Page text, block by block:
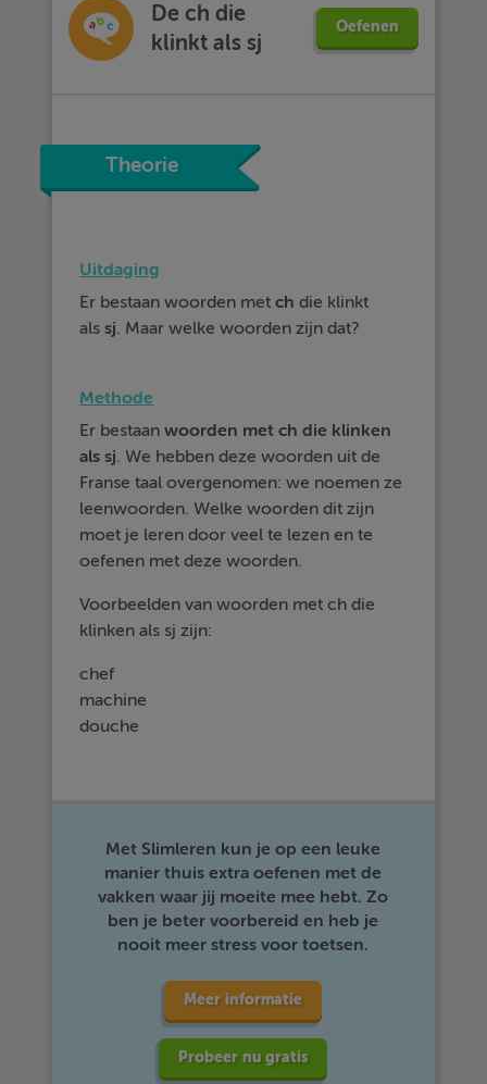
De ch die
klinkt als sj
Oefenen
Theorie
Uitdaging
Er bestaan woorden metch die klinkt
alssj. Maar welke woorden zijn dat?
Methode
Er bestaanwoorden met ch die klinken
als sj. We hebben deze woorden uit de
Franse taal overgenomen: we noemen ze
leenwoorden. Welke woorden dit zijn
moet je leren door veel te lezen en te
oefenen met deze woorden.
Voorbeelden van woorden met ch die
klinken als sj zijn:
chef
machine
douche
Met Slimleren kun je op een leuke
manier thuis extra oefenen met de
vakken waar jij moeite mee hebt. Zo
ben je beter voorbereid en heb je
nooit meer stress voor toetsen.
Meer informatie
Probeer nu gratis